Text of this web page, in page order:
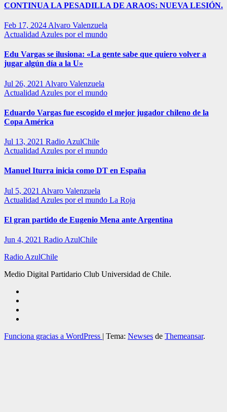
CONTINUA LA PESADILLA DE ARAOS: NUEVA LESIÓN.
Feb 17, 2024 Alvaro Valenzuela
Actualidad Azules por el mundo
Edu Vargas se ilusiona: «La gente sabe que quiero volver a
jugar algún día a la U»
Jul 26, 2021 Alvaro Valenzuela
Actualidad Azules por el mundo
Eduardo Vargas fue escogido el mejor jugador chileno de la
Copa América
Jul 13, 2021 Radio AzulChile
Actualidad Azules por el mundo
Manuel Iturra inicia como DT en España
Jul 5, 2021 Alvaro Valenzuela
Actualidad Azules por el mundo La Roja
El gran partido de Eugenio Mena ante Argentina
Jun 4, 2021 Radio AzulChile
Radio AzulChile
Medio Digital Partidario Club Universidad de Chile.
Funciona gracias a WordPress | Tema: Newses de Themeansar.